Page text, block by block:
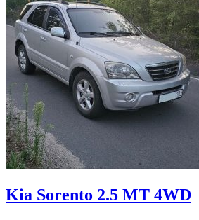
Kia Sorento 2.5 MT 4WD